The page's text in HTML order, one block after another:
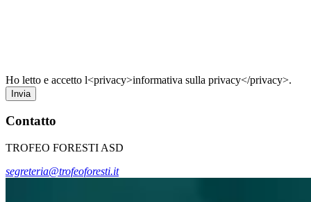
Ho letto e accetto l<privacy>informativa sulla privacy</privacy>.
Invia
Contatto
TROFEO FORESTI ASD
segreteria@trofeoforesti.it